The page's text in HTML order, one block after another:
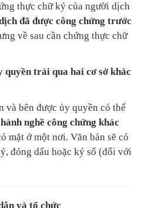
thực chữ ký của người dịch
đã được công chứng trước
về sau cần chứng thực chữ
quyền trải qua hai cơ sở khác
và bên được ủy quyền có thể
nghề công chứng khác
mặt ở một nơi. Văn bản sẽ có
đóng dấu hoặc ký số (đối với
và tổ chức